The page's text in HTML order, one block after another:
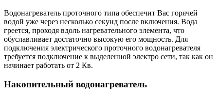
Водонагреватель проточного типа обеспечит Вас горячей
водой уже через несколько секунд после включения. Вода
греется, проходя вдоль нагревательного элемента, что
обуславливает достаточно высокую его мощность. Для
подключения электрического проточного водонагревателя
требуется подключение к выделенной электро сети, так как он
начинает работать от 2 Кв.
Накопительный водонагреватель